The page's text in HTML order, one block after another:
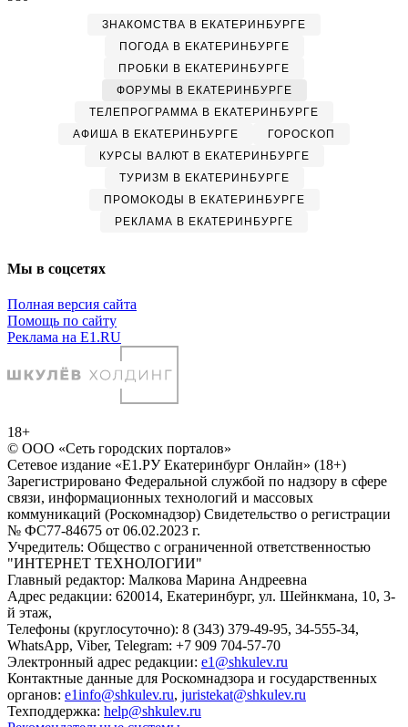
ЗНАКОМСТВА В ЕКАТЕРИНБУРГЕ
ПОГОДА В ЕКАТЕРИНБУРГЕ
ПРОБКИ В ЕКАТЕРИНБУРГЕ
ФОРУМЫ В ЕКАТЕРИНБУРГЕ
ТЕЛЕПРОГРАММА В ЕКАТЕРИНБУРГЕ
АФИША В ЕКАТЕРИНБУРГЕ
ГОРОСКОП
КУРСЫ ВАЛЮТ В ЕКАТЕРИНБУРГЕ
ТУРИЗМ В ЕКАТЕРИНБУРГЕ
ПРОМОКОДЫ В ЕКАТЕРИНБУРГЕ
РЕКЛАМА В ЕКАТЕРИНБУРГЕ
Мы в соцсетях
Полная версия сайта
Помощь по сайту
Реклама на E1.RU
18+
© ООО «Сеть городских порталов»
Сетевое издание «Е1.РУ Екатеринбург Онлайн» (18+)
Зарегистрировано Федеральной службой по надзору в сфере
связи, информационных технологий и массовых
коммуникаций (Роскомнадзор) Свидетельство о регистрации
№ ФС77-84675 от 06.02.2023 г.
Учредитель: Общество с ограниченной ответственностью
"ИНТЕРНЕТ ТЕХНОЛОГИИ"
Главный редактор: Малкова Марина Андреевна
Адрес редакции: 620014, Екатеринбург, ул. Шейнкмана, 10, 3-
й этаж,
Телефоны (круглосуточно): 8 (343) 379-49-95, 34-555-34,
WhatsApp, Viber, Telegram: +7 909 704-57-70
Электронный адрес редакции: e1@shkulev.ru
Контактные данные для Роскомнадзора и государственных
органов: e1info@shkulev.ru, juristekat@shkulev.ru
Техподдержка: help@shkulev.ru